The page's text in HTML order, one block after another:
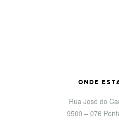
ONDE
Rua José do
9500 – 076